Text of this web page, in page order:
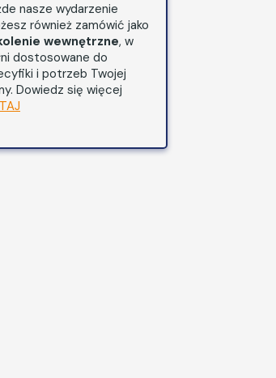
nasze wydarzenie
również zamówić jako
wewnętrzne, w
dostosowane do
i potrzeb Twojej
Dowiedz się więcej